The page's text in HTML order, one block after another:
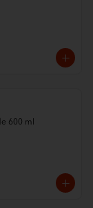
600 ml